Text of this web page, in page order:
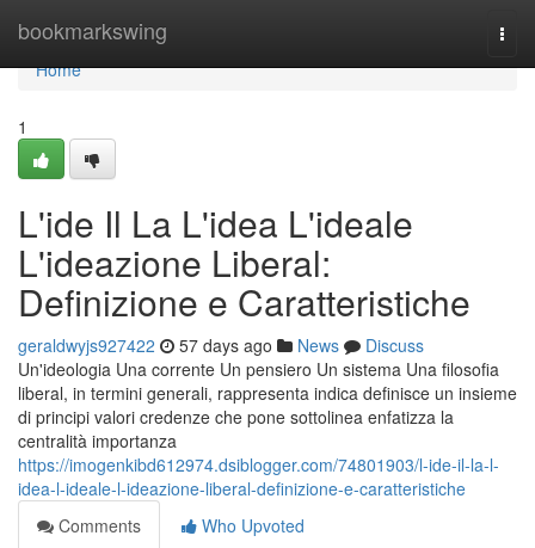
bookmarkswing
Home
Home
1
L'ide Il La L'idea L'ideale
L'ideazione Liberal:
Definizione e Caratteristiche
geraldwyjs927422 57 days ago News
Discuss
Un'ideologia Una corrente Un pensiero Un sistema Una filosofia
liberal, in termini generali, rappresenta indica definisce un insieme
di principi valori credenze che pone sottolinea enfatizza la
centralità importanza
https://imogenkibd612974.dsiblogger.com/74801903/l-ide-il-la-l-
idea-l-ideale-l-ideazione-liberal-definizione-e-caratteristiche
Comments
Who Upvoted